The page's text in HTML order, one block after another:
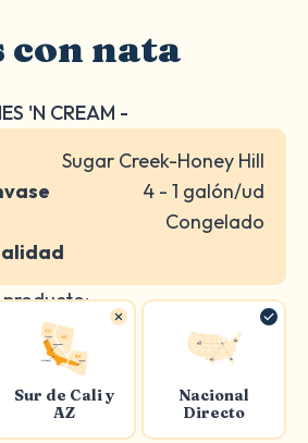
con nata
'N CREAM -
Sugar Creek-Honey Hill
4 - 1 galón/ud
Congelado
Sur de Cali y
AZ
Nacional
Directo